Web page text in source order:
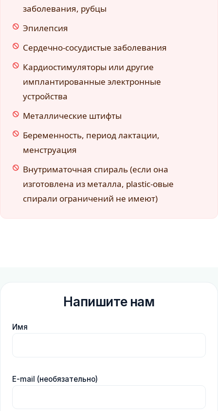
заболевания, рубцы
Эпилепсия
Сердечно-сосудистые заболевания
Кардиостимуляторы или другие
имплантированные электронные
устройства
Металлические штифты
Беременность, период лактации,
менструация
Внутриматочная спираль (если она
изготовлена из металла, plastic-овые
спирали ограничений не имеют)
Напишите нам
Имя
E-mail (необязательно)